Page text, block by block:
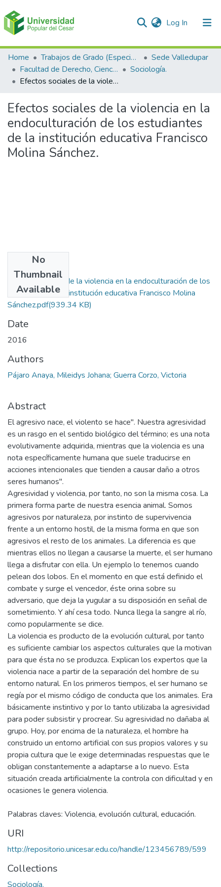
Log In (current)
Communities & Collections
All of DSpace
Home Trabajos de Grado (Especializaciones y Pregrados)
Sede Valledupar
Facultad de Derecho, Ciencias Políticas y Sociales.
Sociología.
Efectos sociales de la violencia en la endoculturación de los estudiantes de la institución educativa Francisco Molina Sánchez.
Efectos sociales de la violencia en la
endoculturación de los estudiantes
de la institución educativa Francisco
Molina Sánchez.
No
Thumbnail
Available
Efectos sociales de la violencia en la endoculturación de los
estudiantes de la institución educativa Francisco Molina
Sánchez.pdf(939.34 KB)
Date
2016
Authors
Pájaro Anaya, Mileidys Johana; Guerra Corzo, Victoria
Abstract
El agresivo nace, el violento se hace". Nuestra agresividad
es un rasgo en el sentido biológico del término; es una nota
evolutivamente adquirida, mientras que la violencia es una
nota específicamente humana que suele traducirse en
acciones intencionales que tienden a causar daño a otros
seres humanos".
Agresividad y violencia, por tanto, no son la misma cosa. La
primera forma parte de nuestra esencia animal. Somos
agresivos por naturaleza, por instinto de supervivencia
frente a un entorno hostil, de la misma forma en que son
agresivos el resto de los animales. La diferencia es que
mientras ellos no llegan a causarse la muerte, el ser humano
llega a disfrutar con ella. Un ejemplo lo tenemos cuando
pelean dos lobos. En el momento en que está definido el
combate y surge el vencedor, éste orina sobre su
adversario, que deja la yugular a su disposición en señal de
sometimiento. Y ahí cesa todo. Nunca llega la sangre al río,
como popularmente se dice.
La violencia es producto de la evolución cultural, por tanto
es suficiente cambiar los aspectos culturales que la motivan
para que ésta no se produzca. Explican los expertos que la
violencia nace a partir de la separación del hombre de su
entorno natural. En los primeros tiempos, el ser humano se
regía por el mismo código de conducta que los animales. Era
básicamente instintivo y por lo tanto utilizaba la agresividad
para poder subsistir y procrear. Su agresividad no dañaba al
grupo. Hoy, por encima de la naturaleza, el hombre ha
construido un entorno artificial con sus propios valores y su
propia cultura que le exige determinadas respuestas que le
obligan constantemente a adaptarse a lo nuevo. Esta
situación creada artificialmente la controla con dificultad y en
ocasiones le genera violencia.
Palabras claves: Violencia, evolución cultural, educación.
URI
http://repositorio.unicesar.edu.co/handle/123456789/599
Collections
Sociología.